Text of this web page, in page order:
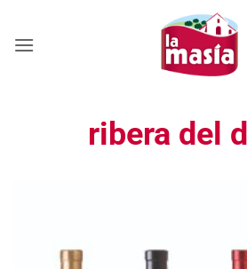
contenido
ribera del